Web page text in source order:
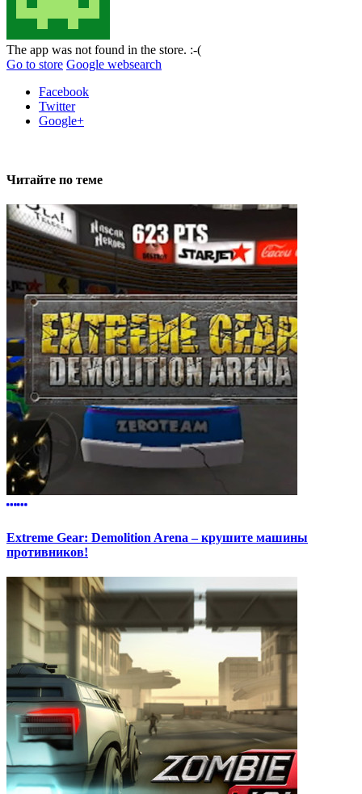
The app was not found in the store. :-(
Go to store Google websearch
Facebook
Twitter
Google+
Читайте по теме
Extreme Gear: Demolition Arena – крушите машины
противников!